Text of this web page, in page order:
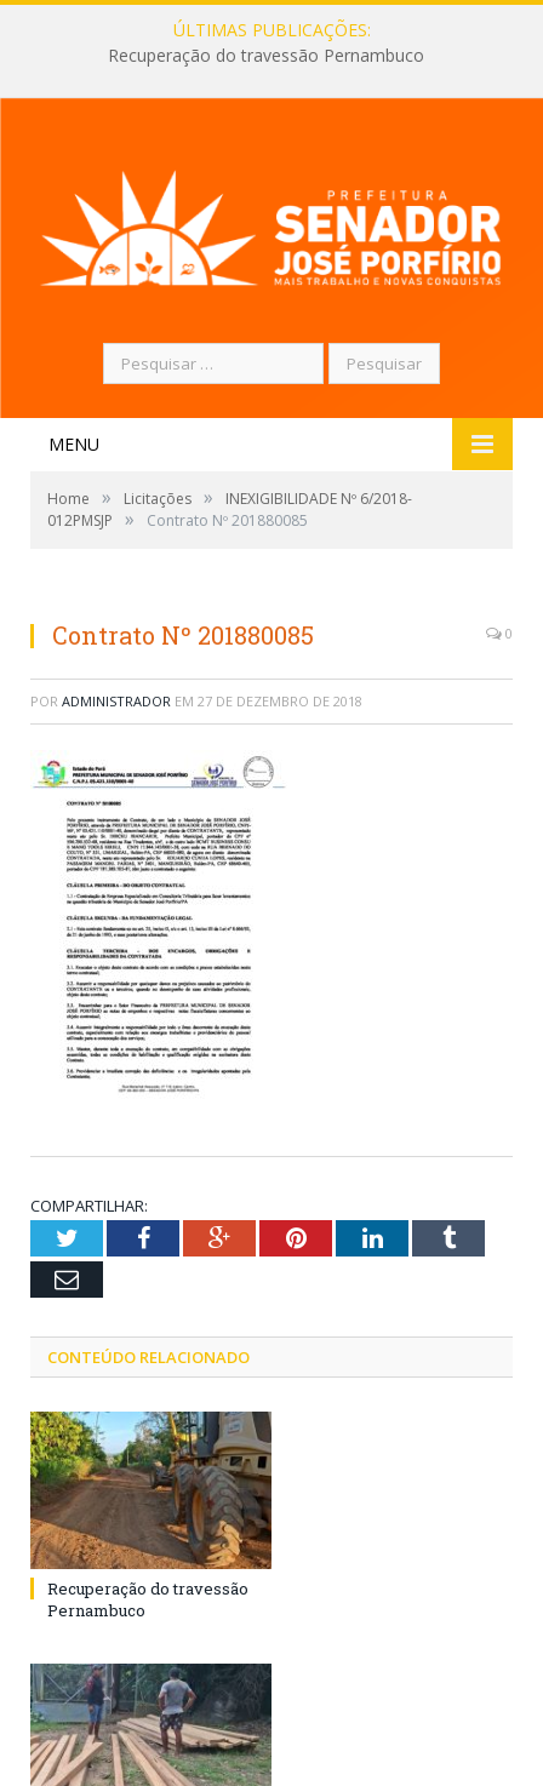
ÚLTIMAS PUBLICAÇÕES:
Recuperação do travessão Pernambuco
Pesquisar
por:
MENU
Home » Licitações »
INEXIGIBILIDADE Nº 6/2018-
012PMSJP
» Contrato Nº 201880085
Contrato Nº 201880085 0
POR ADMINISTRADOR EM 27 DE DEZEMBRO DE 2018
COMPARTILHAR:
TwitterFacebookGoogle+PinterestLinkedInTumblr
Email
CONTEÚDO RELACIONADO
Recuperação do travessão
Pernambuco